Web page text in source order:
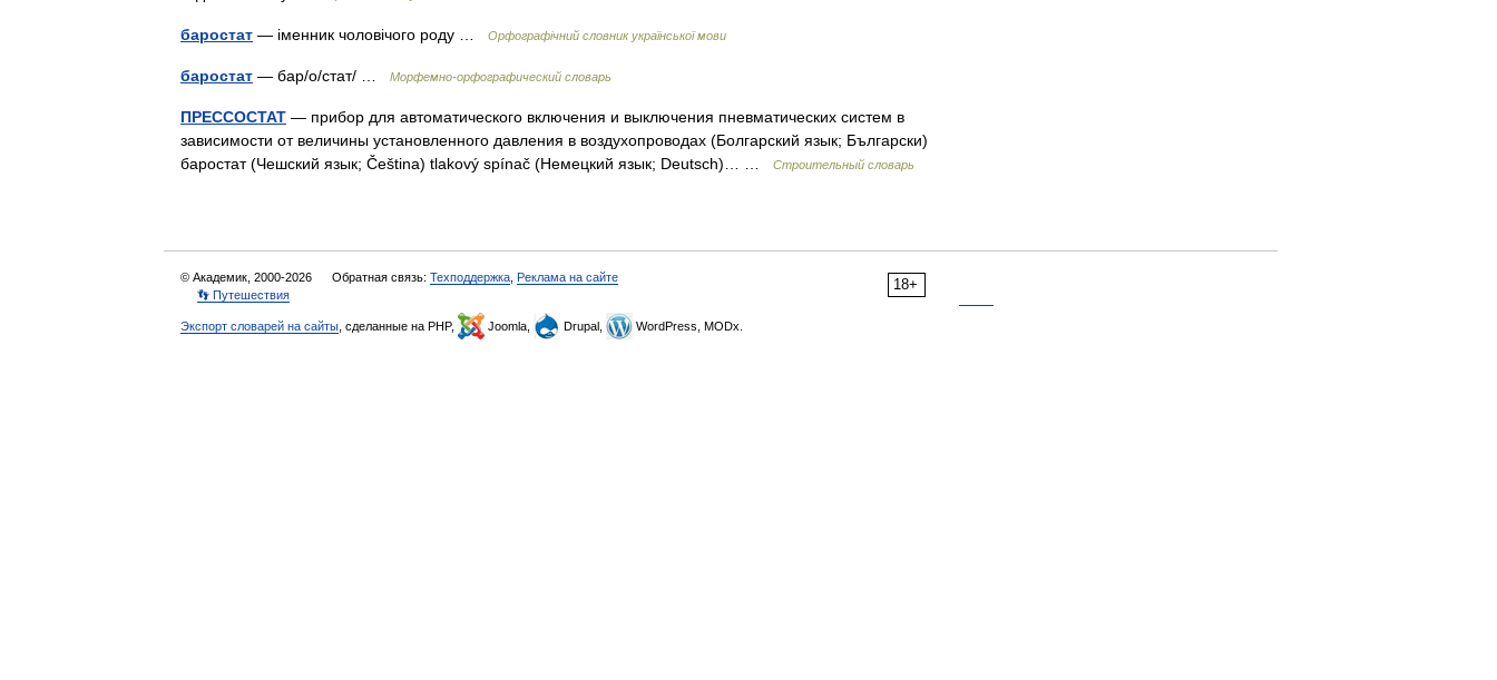
баростат — іменник чоловічого роду … Орфографічний словник української мови
баростат — бар/о/стат/ … Морфемно-орфографический словарь
ПРЕССОСТАТ — прибор для автоматического включения и выключения пневматических систем в
зависимости от величины установленного давления в воздухопроводах (Болгарский язык; Български)
баростат (Чешский язык; Čeština) tlakový spínač (Немецкий язык; Deutsch)… …
Строительный словарь
18+
© Академик, 2000-2026 Обратная связь: Техподдержка Реклама на сайте
👣 Путешествия
Экспорт словарей на сайты , сделанные на PHP, Joomla, Drupal, WordPress, MODx.